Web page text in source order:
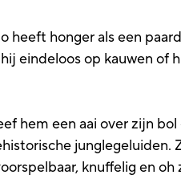
honger als een
eindeloos op kauwen
hem een aai over zijn
knuffelig en oh